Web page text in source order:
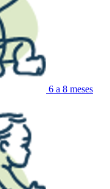
6 a 8 meses